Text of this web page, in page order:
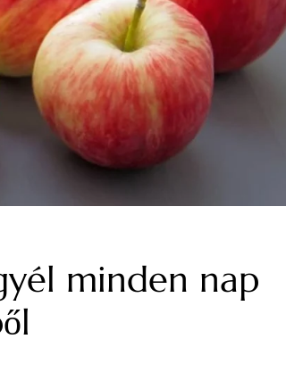
minden nap